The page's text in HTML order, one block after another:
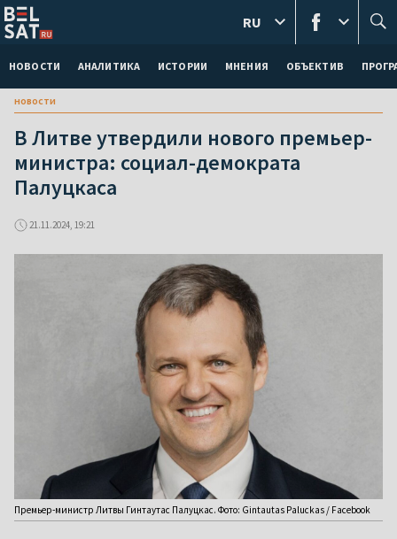
НОВОСТИ АНАЛИТИКА ИСТОРИИ МНЕНИЯ ОБЪЕКТИВ
RU
новости
В Литве утвердили нового премьер-
министра: социал-демократа
Палуцкаса
21.11.2024, 19:21
Премьер-министр Литвы Гинтаутас Палуцкас. Фото: Gintautas Paluckas / Facebook